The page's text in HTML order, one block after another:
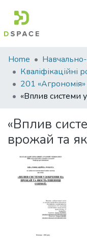
Communities
&
Collections
Statistics
Home
«Вплив
врожай та